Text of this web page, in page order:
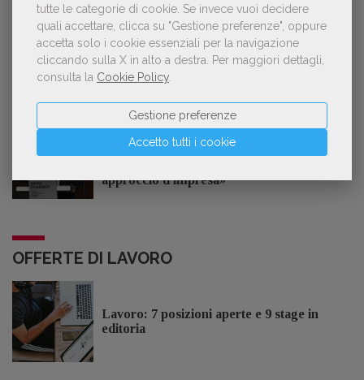
tutte le categorie di cookie. Se invece vuoi decidere
quali accettare, clicca su "Gestione preferenze", oppure
accetta solo i cookie essenziali per la navigazione
cliccando sulla X in alto a destra. Per maggiori dettagli,
consulta la Cookie Policy
Accetto tutti i cookie
Gestione preferenze
Lorenzo Armando (gruppo Piccoli editori
AIE): «Lavoriamo per tutelare chi, anche
approccio d'impresa»
OFFERTE DI LAVORO
Lavoro: 7 posizioni aperte e 9 stage in
editoria